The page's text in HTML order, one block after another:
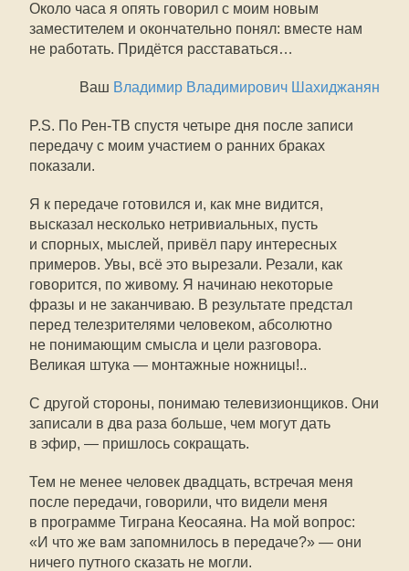
Около часа я опять говорил с моим новым
заместителем и окончательно понял: вместе нам
не работать. Придётся расставаться…
Ваш Владимир Владимирович Шахиджанян
P.S. По Рен-ТВ спустя четыре дня после записи
передачу с моим участием о ранних браках
показали.
Я к передаче готовился и, как мне видится,
высказал несколько нетривиальных, пусть
и спорных, мыслей, привёл пару интересных
примеров. Увы, всё это вырезали. Резали, как
говорится, по живому. Я начинаю некоторые
фразы и не заканчиваю. В результате предстал
перед телезрителями человеком, абсолютно
не понимающим смысла и цели разговора.
Великая штука — монтажные ножницы!..
С другой стороны, понимаю телевизионщиков. Они
записали в два раза больше, чем могут дать
в эфир, — пришлось сокращать.
Тем не менее человек двадцать, встречая меня
после передачи, говорили, что видели меня
в программе Тиграна Кеосаяна. На мой вопрос:
«И что же вам запомнилось в передаче?» — они
ничего путного сказать не могли.